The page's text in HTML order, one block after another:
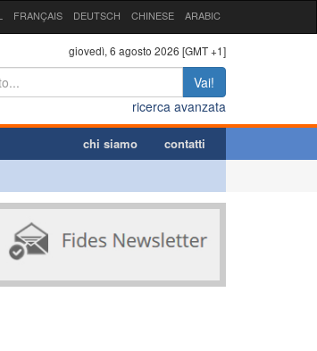
FRANÇAIS DEUTSCH CHINESE ARABIC
giovedì, 6 agosto 2026 [GMT +1]
Vai!
ricerca avanzata
chi siamo contatti